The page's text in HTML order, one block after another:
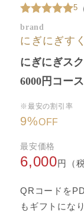
brand
にぎにぎす
5
にぎにぎス
6000円コー
※最安の割引率
9%OFF
最安価格
6,000円（
QRコードを
もギフトにな